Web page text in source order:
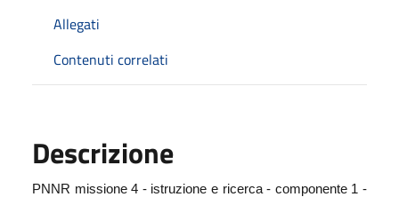
Allegati
Contenuti correlati
Descrizione
PNNR missione 4 - istruzione e ricerca - componente 1 -